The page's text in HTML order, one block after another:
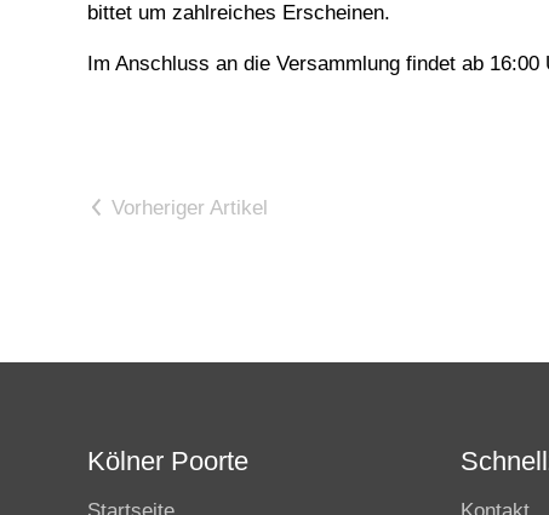
bittet um zahlreiches Erscheinen.
Im Anschluss an die Versammlung findet ab
Vorheriger Artikel
Kölner Poorte
Startseite Kontakt